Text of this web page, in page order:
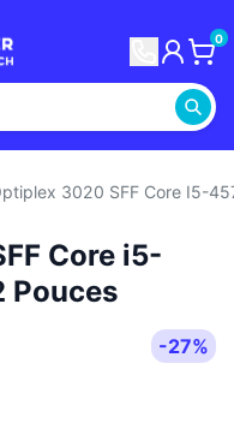
0
3020 SFF Core I5-
Core i5-
Pouces
-27%